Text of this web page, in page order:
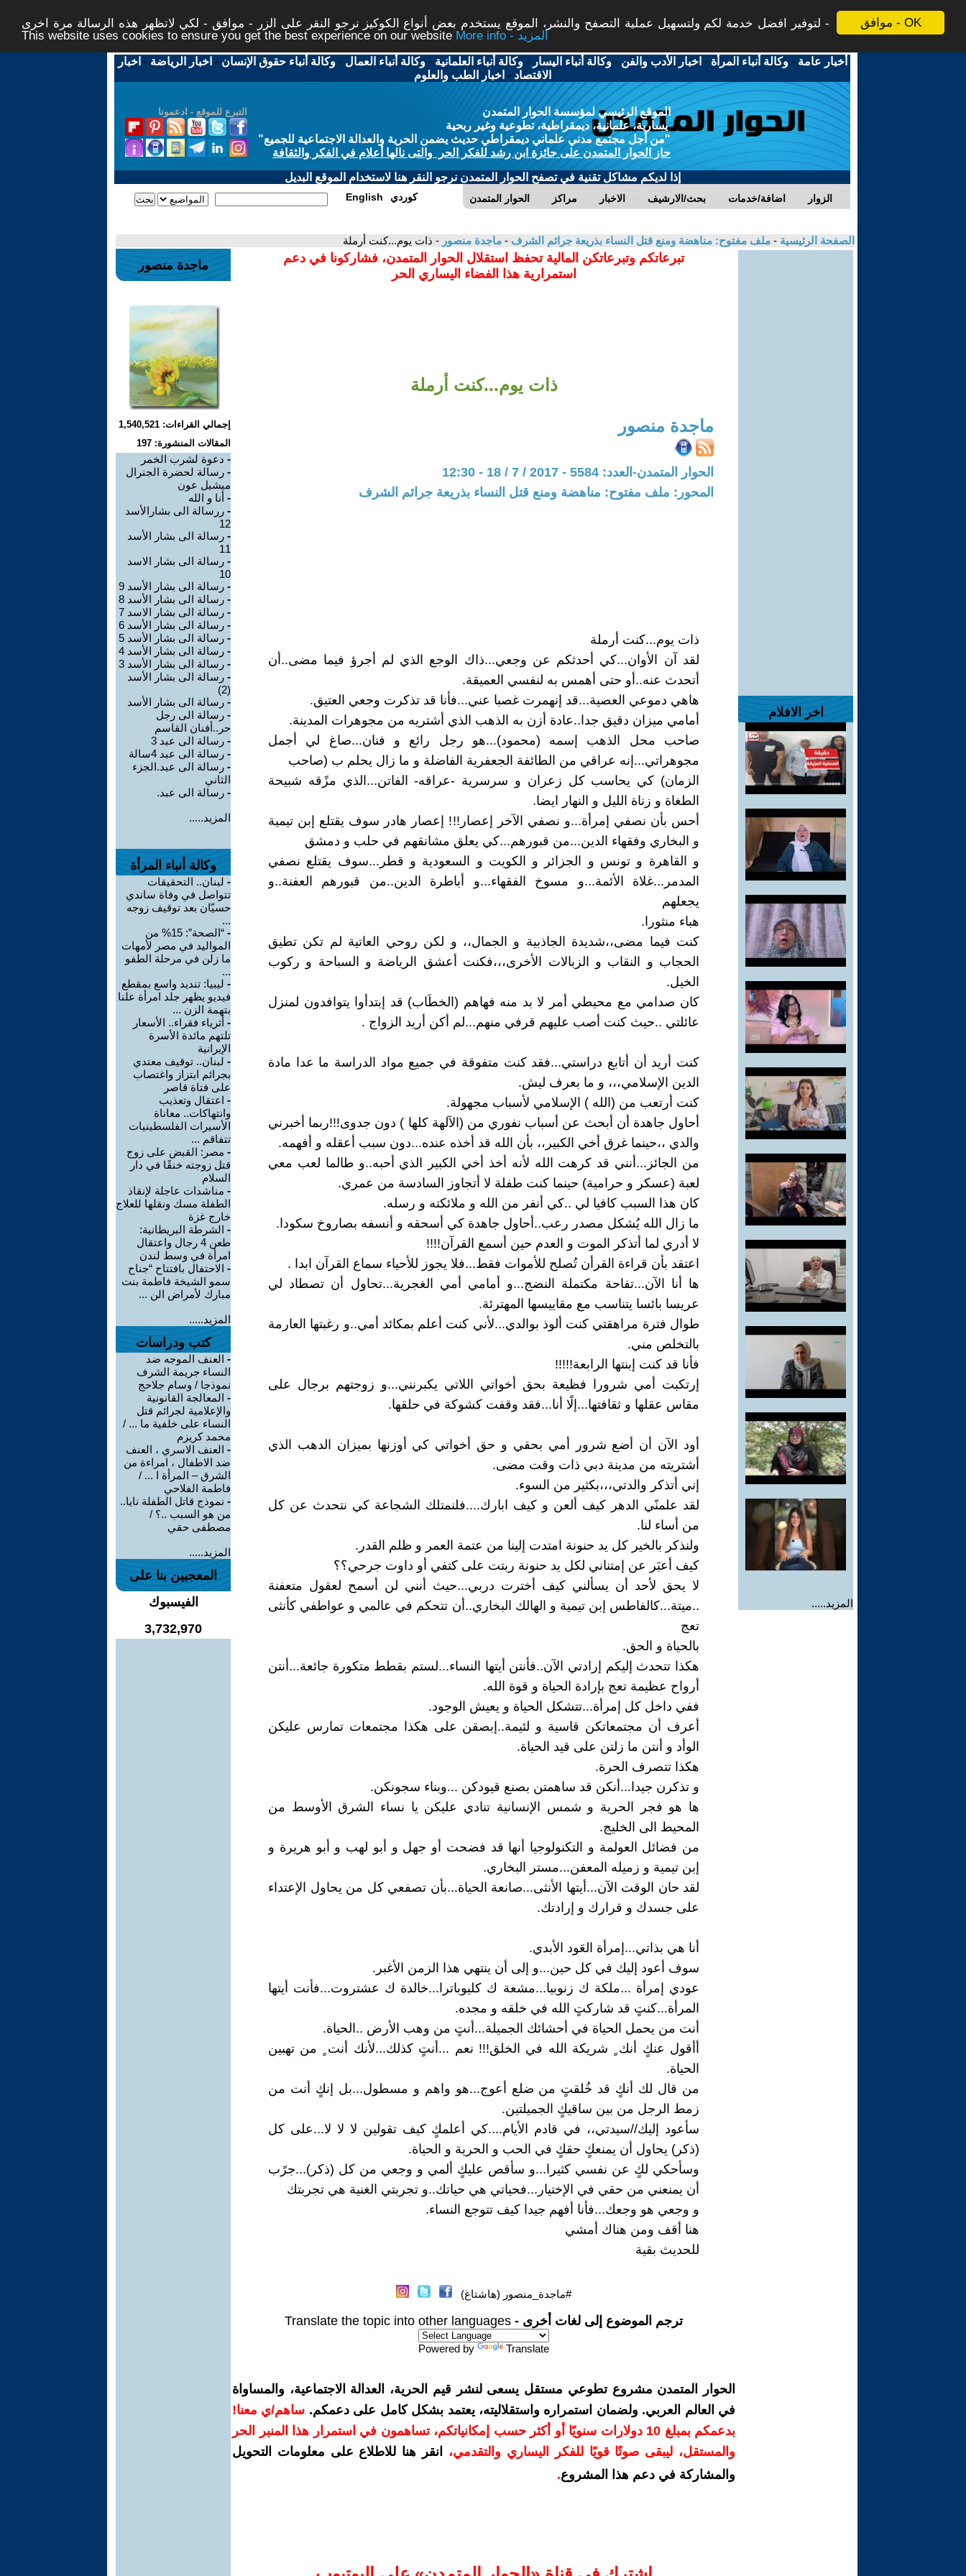
موافق - OK
لتوفير افضل خدمة لكم ولتسهيل عملية التصفح والنشر، الموقع يستخدم بعض أنواع الكوكيز نرجو النقر على الزر - موافق - لكي لاتظهر هذه الرسالة مرة اخرى -
This website uses cookies to ensure you get the best experience on our website
More info - المزيد
أخبار عامة -وكالة أنباء المرأة - اخبار الأدب والفن -وكالة أنباء اليسار -وكالة أنباء العلمانية -وكالة أنباء العمال -وكالة أنباء حقوق الإنسان - اخبار الرياضة - اخبار
الاقتصاد - اخبار الطب والعلوم
التبرع للموقع - ادعمونا
الموقع الرئيسي لمؤسسة الحوار المتمدن
يسارية، علمانية، ديمقراطية، تطوعية وغير ربحية
"من أجل مجتمع مدني علماني ديمقراطي حديث يضمن الحرية والعدالة الاجتماعية للجميع"
حاز الحوار المتمدن على جائزة ابن رشد للفكر الحر والتى نالها أعلام في الفكر والثقافة
إذا لديكم مشاكل تقنية في تصفح الحوار المتمدن نرجو النقر هنا لاستخدام الموقع البديل
الحوار المتمدن مراكز الاخبار بحث/الارشيف اضافة/خدمات الزوار English كوردي
الصفحة الرئيسية - ملف مفتوح: مناهضة ومنع قتل النساء بذريعة جرائم الشرف - ماجدة منصور - ذات يوم...كنت أرملة
اخر الافلام
المزيد.....
تبرعاتكم وتبرعاتكن المالية تحفظ استقلال الحوار المتمدن، فشاركونا في دعم
استمرارية هذا الفضاء اليساري الحر
ذات يوم...كنت أرملة
ماجدة منصور
الحوار المتمدن-العدد: 5584 - 2017 / 7 / 18 - 12:30
المحور: ملف مفتوح: مناهضة ومنع قتل النساء بذريعة جرائم الشرف
ذات يوم...كنت أرملة
لقد آن الأوان...كي أحدثكم عن وجعي...ذاك الوجع الذي لم أجرؤ فيما مضى..أن
أتحدث عنه..أو حتى أهمس به لنفسي العميقة.
هاهي دموعي العصية...قد إنهمرت غصبا عني...فأنا قد تذكرت وجعي العتيق.
أمامي ميزان دقيق جدا..عادة أزن به الذهب الذي أشتريه من مجوهرات المدينة.
صاحب محل الذهب إسمه (محمود)...هو رجل رائع و فنان...صاغ لي أجمل
مجوهراتي...إنه عراقي من الطائفة الجعفرية الفاضلة و ما زال يحلم ب (صاحب
الزمان) كي يحاسب كل زعران و سرسرية -عراقه- الفاتن...الذي مزًقه شبيحة
الطغاة و زناة الليل و النهار ايضا.
أحس بأن نصفي إمرأة...و نصفي الآخر إعصار!!! إعصار هادر سوف يقتلع إبن تيمية
و البخاري وفقهاء الدين...من قبورهم...كي يعلق مشانقهم في حلب و دمشق
و القاهرة و تونس و الجزائر و الكويت و السعودية و قطر...سوف يقتلع نصفي
المدمر...غلاة الأئمة...و مسوخ الفقهاء...و أباطرة الدين..من قبورهم العفنة..و
يجعلهم
هباء منثورا.
كنت فيما مضى،،شديدة الجاذبية و الجمال،، و لكن روحي العاتية لم تكن تطيق
الحجاب و النقاب و الزبالات الأخرى،،،فكنت أعشق الرياضة و السباحة و ركوب
الخيل.
كان صدامي مع محيطي أمر لا بد منه فهاهم (الخطَاب) قد إبتدأوا يتوافدون لمنزل
عائلتي ..حيث كنت أصب عليهم قرفي منهم...لم أكن أريد الزواج .
كنت أريد أن أتابع دراستي...فقد كنت متفوقة في جميع مواد الدراسة ما عدا مادة
الدين الإسلامي،،، و ما بعرف ليش.
كنت أرتعب من (الله ) الإسلامي لأسباب مجهولة.
أحاول جاهدة أن أبحث عن أسباب نفوري من (الآلهة كلها ) دون جدوى!!!ربما أخبرني
والدي ،،حينما غرق أخي الكبير،، بأن الله قد أخذه عنده...دون سبب أعقله و أفهمه.
من الجائز...أنني قد كرهت الله لأنه أخذ أخي الكبير الذي أحبه..و طالما لعب معي
لعبة (عسكر و حرامية) حينما كنت طفلة لا أتجاوز السادسة من عمري.
كان هذا السبب كافيا لي ..كي أنفر من الله و ملائكته و رسله.
ما زال الله يُشكل مصدر رعب..أحاول جاهدة كي أسحقه و أنسفه بصاروخ سكودا.
لا أدري لما أتذكر الموت و العدم حين أسمع القرآن!!!!
اعتقد بأن قراءة القرأن تُصلح للأموات فقط...فلا يجوز للأحياء سماع القرآن ابدا .
ها أنا الآن...تفاحة مكتملة النضج...و أمامي أمي الغجرية...تحاول أن تصطاد لي
عريسا بائسا يتناسب مع مقاييسها المهترئة.
طوال فترة مراهقتي كنت ألوذ بوالدي...لأني كنت أعلم بمكائد أمي..و رغبتها العارمة
بالتخلص مني.
فأنا قد كنت إبنتها الرابعة!!!!!
إرتكبت أمي شرورا فظيعة بحق أخواتي اللاتي يكبرنني...و زوجتهم برجال على
مقاس عقلها و ثقافتها...إلًا أنا...فقد وقفت كشوكة في حلقها.
أود الآن أن أضع شرور أمي بحقي و حق أخواتي كي أوزنها بميزان الدهب الذي
أشتريته من مدينة دبي ذات وقت مضى.
إني أتذكر والدتي،،،بكثير من السوء.
لقد علمنًي الدهر كيف ألعن و كيف ابارك....فلنمتلك الشجاعة كي نتحدث عن كل
من أساء لنا.
ولنذكر بالخير كل يد حنونة امتدت إلينا من عتمة العمر و ظلم القدر.
كيف أعبَر عن إمتناني لكل يد حنونة ربتت على كتفي أو داوت جرحي؟؟
لا يحق لأحد أن يسألني كيف أخترت دربي...حيث أنني لن أسمح لعقول متعفنة
..ميتة...كالفاطس إبن تيمية و الهالك البخاري..أن تتحكم في عالمي و عواطفي كأنثى
تعج
بالحياة و الحق.
هكذا تتحدث إليكم إرادتي الآن..فأنتن أيتها النساء...لستم بقطط متكورة جائعة...أنتن
أرواح عظيمة تعج بإرادة الحياة و قوة الله.
ففي داخل كل إمرأة...تتشكل الحياة و يعيش الوجود.
أعرف أن مجتمعاتكن قاسية و لئيمة..إبصقن على هكذا مجتمعات تمارس عليكن
الوأد و أنتن ما زلتن على قيد الحياة.
هكذا تتصرف الحرة.
و تذكرن جيدا...أنكن قد ساهمتن بصنع قيودكن ...وبناء سجونكن.
ها هو فجر الحرية و شمس الإنسانية تنادي عليكن يا نساء الشرق الأوسط من
المحيط الى الخليج.
من فضائل العولمة و التكنولوجيا أنها قد فضحت أو جهل و أبو لهب و أبو هريرة و
إبن تيمية و زميله المعفن...مستر البخاري.
لقد حان الوقت الآن...أيتها الأنثى...صانعة الحياة...بأن تصفعي كل من يحاول الإعتداء
على جسدك و قرارك و إرادتك.
أنا هي بذاتي...إمرأة العَود الأبدي.
سوف أعود إليك في كل حين...و إلى أن ينتهي هذا الزمن الأغبر.
عودي إمرأة ...ملكة ك زنوبيا...مشعة ك كليوباترا...خالدة ك عشتروت...فأنت أيتها
المرأة...كنتٍ قد شاركتٍ الله في خلقه و مجده.
أنت من يحمل الحياة في أحشائك الجميلة...أنتٍ من وهب الأرض ..الحياة.
أأقول عنكٍ أنك ٍ شريكة الله في الخلق!!! نعم ...أنتٍ كذلك...لأنك أنت ٍ من تهبين
الحياة.
من قال لك أنكٍ قد خُلقتٍ من ضلع أعوج...هو واهم و مسطول...بل إنكٍ أنت من
زمط الرجل من بين ساقيكٍ الجميلتين.
سأعود إليك//سيدتي،، في قادم الأيام....كي أعلمكٍ كيف تقولين لا لا لا...على كل
(ذكر) يحاول أن يمنعكٍ حقكٍ في الحب و الحرية و الحياة.
وسأحكي لكٍ عن نفسي كثيرا...و سأقص عليكٍ ألمي و وجعي من كل (ذكر)...جرًب
أن يمنعني من حقي في الإختيار...فحياتي هي حياتك..و تجربتي الغنية هي تجربتك
و وجعي هو وجعك...فأنا أفهم جيدا كيف تتوجع النساء.
هنا أقف ومن هناك أمشي
للحديث بقية
#ماجدة_منصور (هاشتاغ)
ترجم الموضوع إلى لغات أخرى - Translate the topic into other languages
Powered by Translate
الحوار المتمدن مشروع تطوعي مستقل يسعى لنشر قيم الحرية، العدالة الاجتماعية، والمساواة
في العالم العربي. ولضمان استمراره واستقلاليته، يعتمد بشكل كامل على دعمكم. ساهم/ي معنا!
بدعمكم بمبلغ 10 دولارات سنويًا أو أكثر حسب إمكانياتكم، تساهمون في استمرار هذا المنبر الحر
والمستقل، ليبقى صوتًا قويًا للفكر اليساري والتقدمي،
انقر هنا للاطلاع على معلومات التحويل
والمشاركة في دعم هذا المشروع.
ماجدة منصور
إجمالي القراءات: 1,540,521
المقالات المنشورة: 197
- دعوة لشرب الخمر
- رسالة لحضرة الجنرال
ميشيل عون
- أنا و الله
- ررسالة الى بشارالأسد
12
- رسالة الى بشار الأسد
11
- رسالة الى بشار الاسد
10
- رسالة الى بشار الأسد 9
- رسالة الى بشار الأسد 8
- رسالة الى بشار الاسد 7
- رسالة الى بشار الأسد 6
- رسالة الى بشار الأسد 5
- رسالة الى بشار الأسد 4
- رسالة الى بشار الأسد 3
- رسالة الى بشار الأسد
(2)
- رسالة الى بشار الأسد
- رسالة الى رجل
حر..أفنان القاسم
- رسالة الى عبد 3
- رسالة الى عبد 4سالة
- رسالة الى عبد.الجزء
الثاني
- رسالة الى عبد.
المزيد.....
وكالة أنباء المرأة
- لبنان.. التحقيقات
تتواصل في وفاة ساندي
حسيّان بعد توقيف زوجه
...
-
“الصحة”: 15% من
المواليد في مصر لأمهات
ما زلن في مرحلة الطفو
...
- ليبيا: تنديد واسع بمقطع
فيديو يظهر جلد امرأة علنا
بتهمة الزن ...
- أثرياء فقراء.. الأسعار
تلتهم مائدة الأسرة
الإيرانية
- لبنان.. توقيف معتدي
بجرائم ابتزاز واغتصاب
على فتاة قاصر
- اعتقال وتعذيب
وانتهاكات.. معاناة
الأسيرات الفلسطينيات
تتفاقم ...
- مصر: القبض على زوج
قتل زوجته خنقًا في دار
السلام
- مناشدات عاجلة لإنقاذ
الطفلة مسك ونقلها للعلاج
خارج غزة
- الشرطة البريطانية:
طعن 4 رجال واعتقال
امرأة في وسط لندن
- الاحتفال بافتتاح “جناح
سمو الشيخة فاطمة بنت
مبارك لأمراض الن ...
المزيد.....
كتب ودراسات
- العنف الموجه ضد
النساء جريمة الشرف
نموذجا / وسام جلاحج
- المعالجة القانونية
والإعلامية لجرائم قتل
النساء على خلفية ما ... /
محمد كريزم
- العنف الاسري ، العنف
ضد الاطفال ، امراءة من
الشرق – المرأة ا ... /
فاطمة الفلاحي
- نموذج قاتل الطفلة نايا..
من هو السبب ..؟ /
مصطفى حقي
المزيد.....
المعجبين بنا على
الفيسبوك
3,732,970